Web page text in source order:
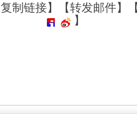
复制链接】【转发邮件】
】